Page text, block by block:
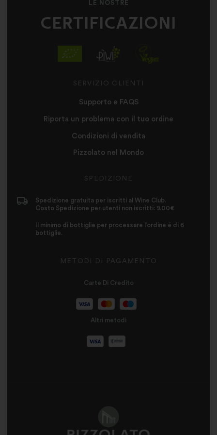
LE NOSTRE
CERTIFICAZIONI
SERVIZIO CLIENTI
Supporto e FAQS
Riporta un problema con il tuo ordine
Condizioni di vendita
Pizzolato nel Mondo
SPEDIZIONE
Spedizione gratuita per iscritti al Wine Club.
Costo Spedizione per utenti non iscritti: 9.00€
Il minimo di bottiglie per processare l’ordine é di 6
bottiglie.
METODI DI PAGAMENTO
Carte Di Credito
Altri metodi